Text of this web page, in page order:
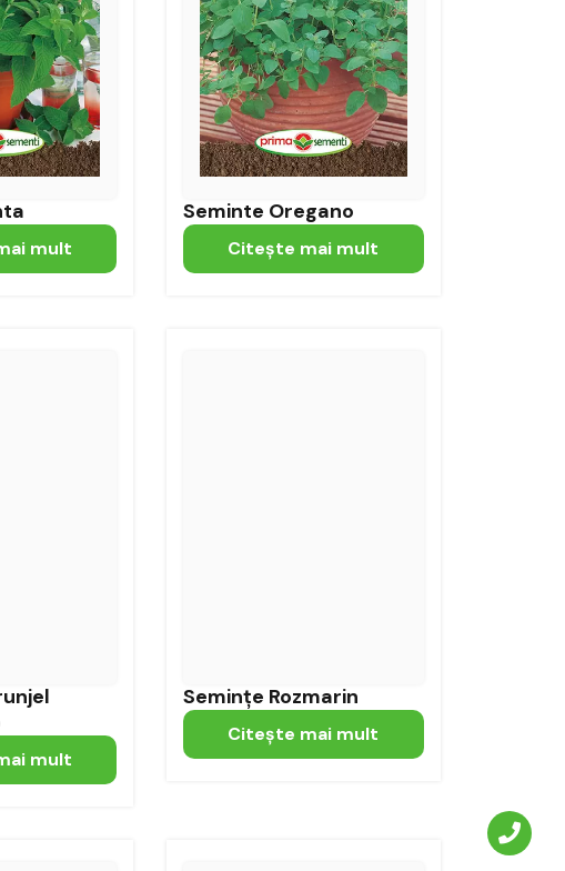
mult
Seminte Oregano
Citeşte mai mult
mult
Semințe Rozmarin
Citeşte mai mult